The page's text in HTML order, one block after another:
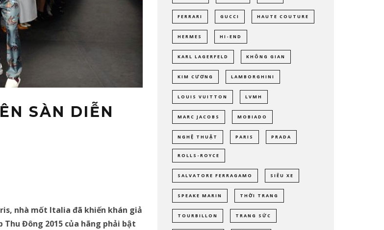
SÀN DIỄN
nhà mốt Italia đã khiến khán giả
Đông 2015 của hãng phải bật
FERRARI GUCCI HAUTE COUTURE
HERMES HI-END
KARL LAGERFELD KHÔNG GIAN
KIM CƯƠNG LAMBORGHINI
LOUIS VUITTON LVMH
MARC JACOBS MOBIADO
NGHỆ THUẬT PARIS PRADA
ROLLS-ROYCE
SALVATORE FERRAGAMO SIÊU XE
SPEAKE MARIN THỜI TRANG
TOURBILLON TRANG SỨC